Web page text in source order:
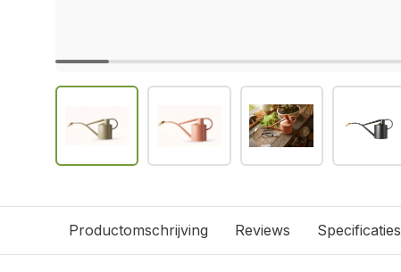
Productomschrijving Reviews Specificaties